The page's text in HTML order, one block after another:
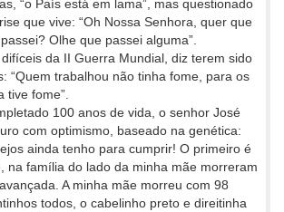
“o País está em lama”, mas questionado
que vive: “Oh Nossa Senhora, quer que
Olhe que passei alguma”.
da II Guerra Mundial, diz terem sido
“Quem trabalhou não tinha fome, para os
tive fome”.
100 anos de vida, o senhor José
com optimismo, baseado na genética:
ainda tenho para cumprir! O primeiro é
na família do lado da minha mãe morreram
A minha mãe morreu com 98
todos, o cabelinho preto e direitinha